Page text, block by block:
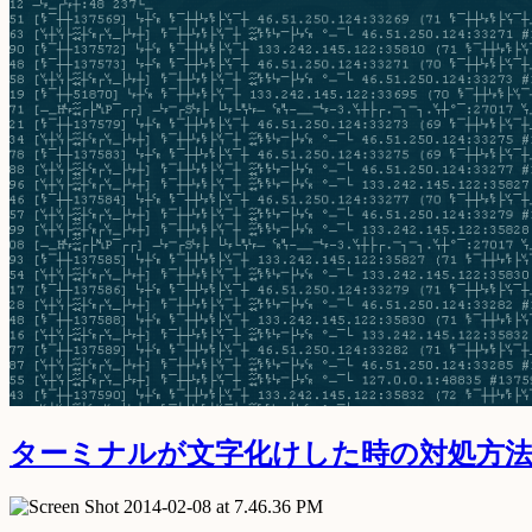
ターミナルが文字化けした時の対処方法